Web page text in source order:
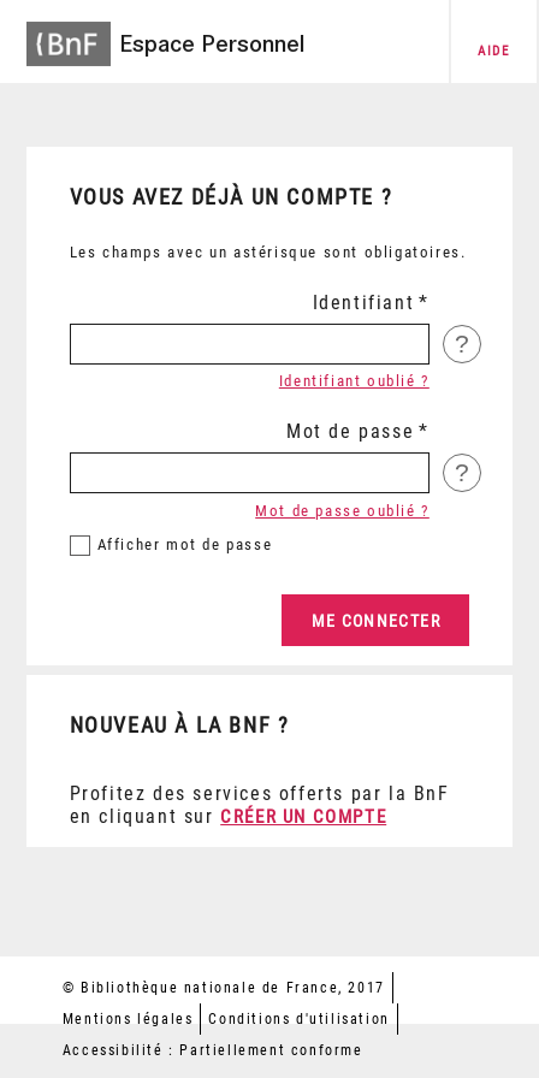
Espace Personnel AIDE
VOUS AVEZ DÉJÀ UN COMPTE ?
Les champs avec un astérisque sont obligatoires.
Identifiant
?
Identifiant oublié ?
Mot de passe
?
Afficher mot de passe
Mot de passe oublié ?
NOUVEAU À LA BNF ?
Profitez des services offerts par la BnF
en cliquant sur CRÉER UN COMPTE
© Bibliothèque nationale de France, 2017
Mentions légales
Conditions d'utilisation
Accessibilité : Partiellement conforme